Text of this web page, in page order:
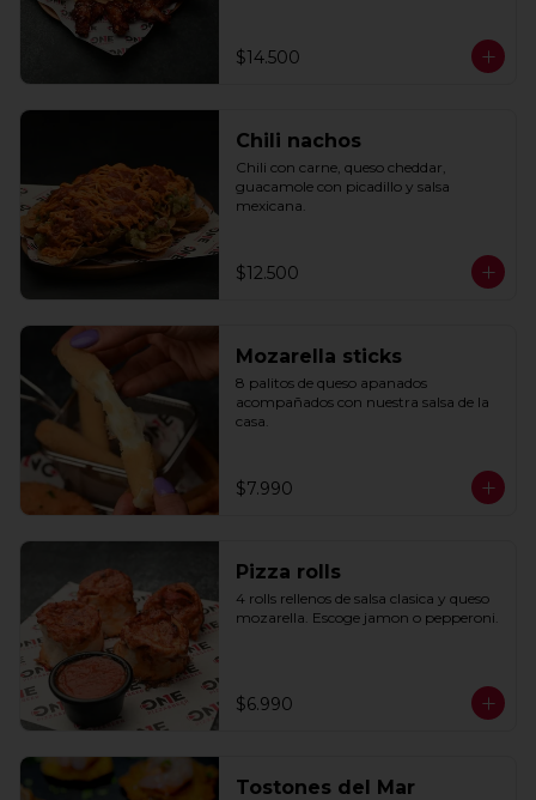
$14.500
Chili nachos
Chili con carne, queso cheddar,
guacamole con picadillo y salsa
mexicana.
$12.500
Mozarella sticks
8 palitos de queso apanados
acompañados con nuestra salsa de la
casa.
$7.990
Pizza rolls
4 rolls rellenos de salsa clasica y queso
mozarella. Escoge jamon o pepperoni.
$6.990
Tostones del Mar